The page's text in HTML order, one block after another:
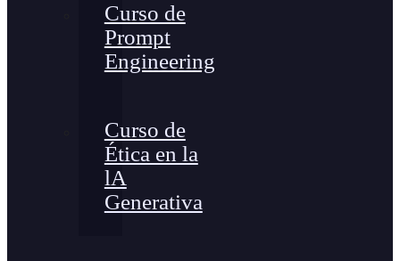
Curso de
Prompt
Engineering
Curso de
Ética en la
lA
Generativa